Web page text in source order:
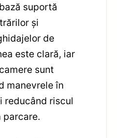
suportă
și
de
este clară, iar
sunt
manevrele în
reducând riscul
parcare.